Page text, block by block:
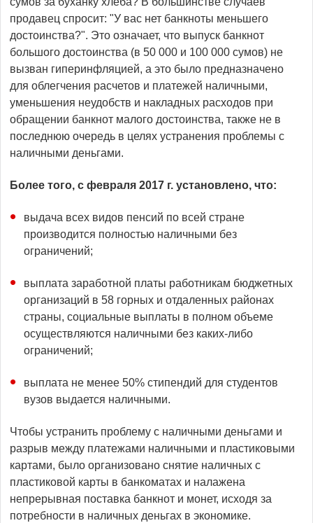
продавец спросит: "У вас нет банкноты меньшего
достоинства?". Это означает, что выпуск банкнот
большого достоинства (в 50 000 и 100 000 сумов) не
вызван гиперинфляцией, а это было предназначено
для облегчения расчетов и платежей наличными,
уменьшения неудобств и накладных расходов при
обращении банкнот малого достоинства, также не в
последнюю очередь в целях устранения проблемы с
наличными деньгами.
Более того, с февраля 2017 г. установлено, что:
выдача всех видов пенсий по всей стране
производится полностью наличными без
ограничений;
выплата заработной платы работникам бюджетных
организаций в 58 горных и отдаленных районах
страны, социальные выплаты в полном объеме
осуществляются наличными без каких-либо
ограничений;
выплата не менее 50% стипендий для студентов
вузов выдается наличными.
Чтобы устранить проблему с наличными деньгами и
разрыв между платежами наличными и пластиковыми
картами, было организовано снятие наличных с
пластиковой карты в банкоматах и налажена
непрерывная поставка банкнот и монет, исходя за
потребности в наличных деньгах в экономике.